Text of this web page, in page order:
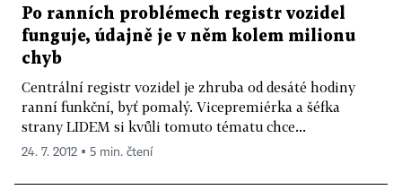
Po ranních problémech registr vozidel
funguje, údajně je v něm kolem milionu
chyb
Centrální registr vozidel je zhruba od desáté hodiny
ranní funkční, byť pomalý. Vicepremiérka a šéfka
strany LIDEM si kvůli tomuto tématu chce...
24. 7. 2012 ▪ 5 min. čtení